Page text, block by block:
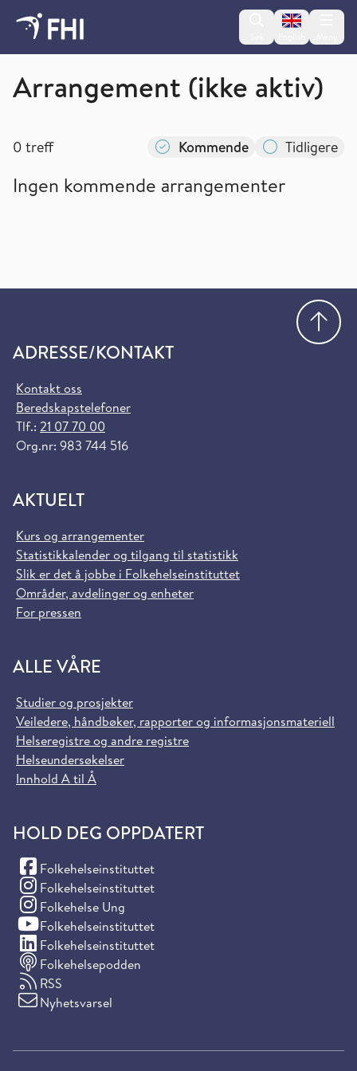
Change
Senter for fruktbarhet og helse
Arrangement (ikke aktiv)
0 treff Kommende Tidligere
Ingen kommende arrangementer
ADRESSE/KONTAKT
Kontakt oss
Beredskapstelefoner
Tlf.: 21 07 70 00
Org.nr: 983 744 516
AKTUELT
Kurs og arrangementer
Statistikkalender og tilgang til statistikk
Slik er det å jobbe i Folkehelseinstituttet
Områder, avdelinger og enheter
For pressen
ALLE VÅRE
Studier og prosjekter
Veiledere, håndbøker, rapporter og informasjonsmateriell
Helseregistre og andre registre
Helseundersøkelser
Innhold A til Å
HOLD DEG OPPDATERT
Folkehelseinstituttet
(Facebook)
Folkehelseinstituttet
(Instagram)
Folkehelse Ung
(Instagram)
Folkehelseinstituttet
(YouTube)
Folkehelseinstituttet
(LinkedIn)
Folkehelsepodden
RSS
Nyhetsvarsel